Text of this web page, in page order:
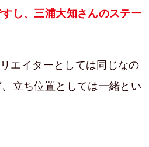
し、三浦大知さんのステー
エイターとしては同じなの
立ち位置としては一緒とい